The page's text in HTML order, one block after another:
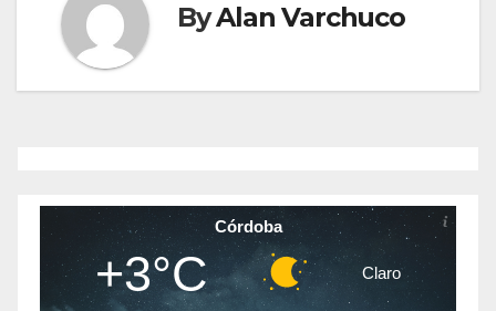
ByAlan Varchuco
Córdoba
+3°C Claro